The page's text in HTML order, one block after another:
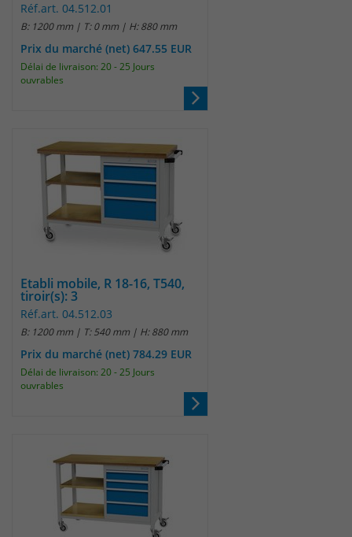
Réf.art. 04.512.01
B: 1200 mm | T: 0 mm | H: 880 mm
Prix du marché (net) 647.55 EUR
Délai de livraison: 20 - 25 Jours
ouvrables
Etabli mobile, R 18-16, T540,
tiroir(s): 3
Réf.art. 04.512.03
B: 1200 mm | T: 540 mm | H: 880 mm
Prix du marché (net) 784.29 EUR
Délai de livraison: 20 - 25 Jours
ouvrables